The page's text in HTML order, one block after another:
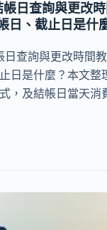
日查詢與更改
日、截止日是什
查詢與更改時間
日是什麼？本文整
，及結帳日當天消